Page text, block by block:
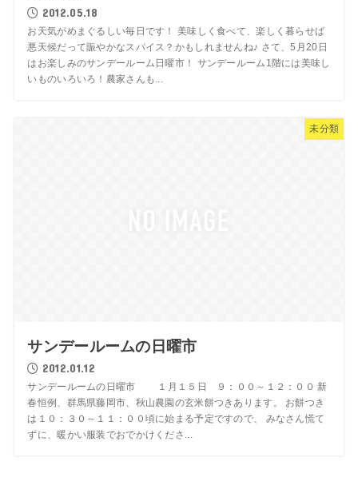
2012.05.18
お天気がめまぐるしい毎日です！ 美味しく食べて、楽しく暮らせば
悪天候だって賑やかなスパイス？かもしれませんね♪ さて、5月20日
はお楽しみのサンデールーム日曜市！ サンデールーム1階には美味し
いものいろいろ！農家さんも...
未分類
サンデールームの日曜市
2012.01.12
サンデールームの日曜市 １月１５日 ９：００～１２：００ 新
春恒例、群馬県藤岡市、秋山農園の玄米餅つきあります。 お餅つき
は１０：３０～１１：００頃に始まる予定ですので、 みなさん慌て
ずに、暖かい服装でおでかけくださ...